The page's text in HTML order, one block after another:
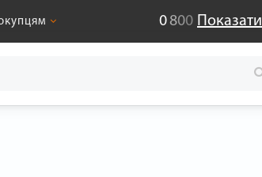
0800 Показати